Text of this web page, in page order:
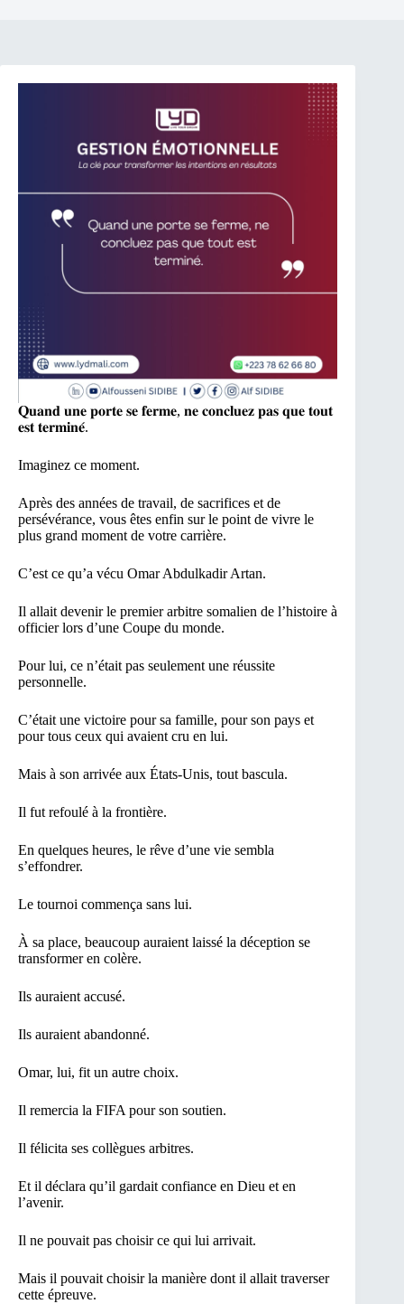
𝐐𝐮𝐚𝐧𝐝 𝐮𝐧𝐞 𝐩𝐨𝐫𝐭𝐞 𝐬𝐞 𝐟𝐞𝐫𝐦𝐞, 𝐧𝐞 𝐜𝐨𝐧𝐜𝐥𝐮𝐞𝐳 𝐩𝐚𝐬 𝐪𝐮𝐞 𝐭𝐨𝐮𝐭
𝐞𝐬𝐭 𝐭𝐞𝐫𝐦𝐢𝐧𝐞́.
Imaginez ce moment.
Après des années de travail, de sacrifices et de
persévérance, vous êtes enfin sur le point de vivre le
plus grand moment de votre carrière.
C’est ce qu’a vécu Omar Abdulkadir Artan.
Il allait devenir le premier arbitre somalien de l’histoire à
officier lors d’une Coupe du monde.
Pour lui, ce n’était pas seulement une réussite
personnelle.
C’était une victoire pour sa famille, pour son pays et
pour tous ceux qui avaient cru en lui.
Mais à son arrivée aux États-Unis, tout bascula.
Il fut refoulé à la frontière.
En quelques heures, le rêve d’une vie sembla
s’effondrer.
Le tournoi commença sans lui.
À sa place, beaucoup auraient laissé la déception se
transformer en colère.
Ils auraient accusé.
Ils auraient abandonné.
Omar, lui, fit un autre choix.
Il remercia la FIFA pour son soutien.
Il félicita ses collègues arbitres.
Et il déclara qu’il gardait confiance en Dieu et en
l’avenir.
Il ne pouvait pas choisir ce qui lui arrivait.
Mais il pouvait choisir la manière dont il allait traverser
cette épreuve.